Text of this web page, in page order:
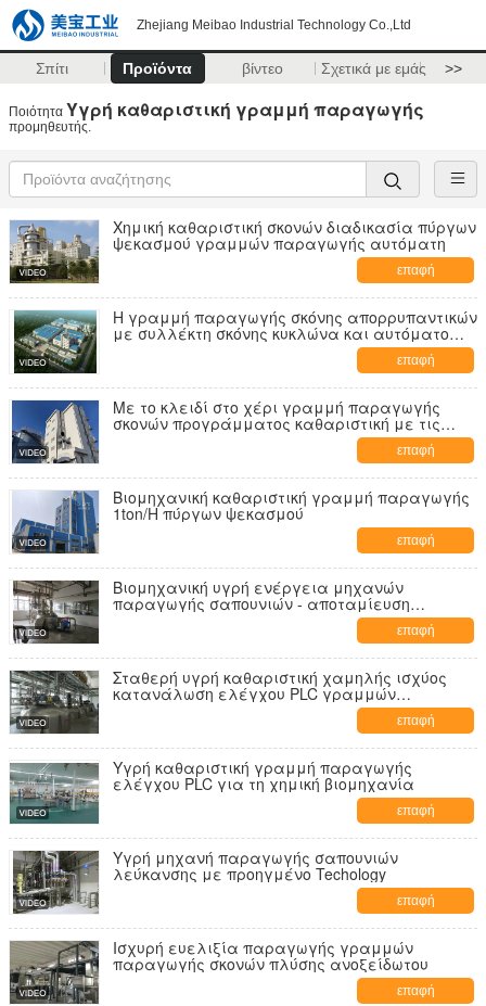
Zhejiang Meibao Industrial Technology Co.,Ltd
Σπίτι Προϊόντα βίντεο Σχετικά με εμάς >>
Ποιότητα Υγρή καθαριστική γραμμή παραγωγής
προμηθευτής.
Χημική καθαριστική σκονών διαδικασία πύργων
ψεκασμού γραμμών παραγωγής αυτόματη
επαφή
Η γραμμή παραγωγής σκόνης απορρυπαντικών
με συλλέκτη σκόνης κυκλώνα και αυτόματο
επαφή
Με το κλειδί στο χέρι γραμμή παραγωγής
σκονών προγράμματος καθαριστική με τις
επαφή
Βιομηχανική καθαριστική γραμμή παραγωγής
1ton/H πύργων ψεκασμού
επαφή
Βιομηχανική υγρή ενέργεια μηχανών
παραγωγής σαπουνιών - αποταμίευση
επαφή
Σταθερή υγρή καθαριστική χαμηλής ισχύος
κατανάλωση ελέγχου PLC γραμμών
επαφή
Υγρή καθαριστική γραμμή παραγωγής
ελέγχου PLC για τη χημική βιομηχανία
επαφή
Υγρή μηχανή παραγωγής σαπουνιών
λεύκανσης με προηγμένο Techology
επαφή
Ισχυρή ευελιξία παραγωγής γραμμών
παραγωγής σκονών πλύσης ανοξείδωτου
επαφή